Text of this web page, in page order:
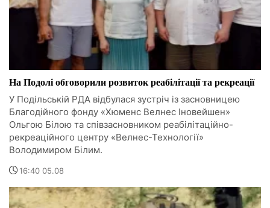
На Подолі обговорили розвиток реабілітації та рекреації
У Подільській РДА відбулася зустріч із засновницею
Благодійного фонду «Хюменс Велнес Іновейшен»
Ольгою Білою та співзасновником реабілітаційно-
рекреаційного центру «Велнес-Технології»
Володимиром Білим.
16:40 05.08